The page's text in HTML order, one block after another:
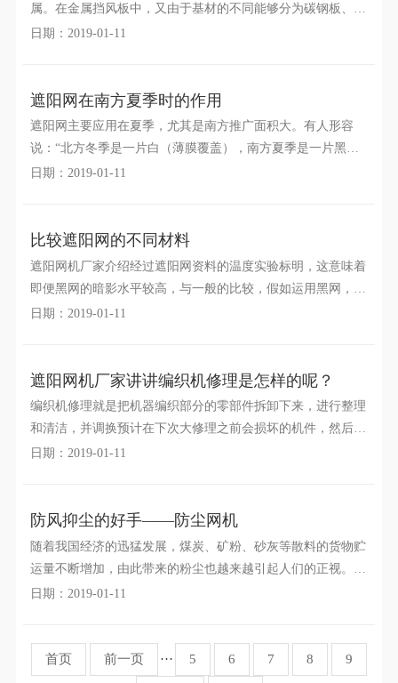
属。在金属挡风板中，又由于基材的不同能够分为碳钢板、镀
锌板、镀铝锌板、不锈钢板、铝镁合金板等等；非金属的有手
日期：2019-01-11
遮阳网在南方夏季时的作用
遮阳网主要应用在夏季，尤其是南方推广面积大。有人形容
说：“北方冬季是一片白（薄膜覆盖），南方夏季是一片黑
（覆盖遮阳网）。”夏季在南方利用遮阳网栽培蔬菜已成为防
日期：2019-01-11
比较遮阳网的不同材料
遮阳网机厂家介绍经过遮阳网资料的温度实验标明，这意味着
即便黑网的暗影水平较高，与一般的比较，假如运用黑网，温
室中的热负荷将会高出约60％。因而，经过运用高反射率的白
日期：2019-01-11
遮阳网机厂家讲讲编织机修理是怎样的呢？
编织机修理就是把机器编织部分的零部件拆卸下来，进行整理
和清洁，并调换预计在下次大修理之前会损坏的机件，然后按
照小修理要求进行安装与调整，时间一般在大圆机正常运转2
日期：2019-01-11
防风抑尘的好手——防尘网机
随着我国经济的迅猛发展，煤炭、矿粉、砂灰等散料的货物贮
运量不断增加，由此带来的粉尘也越来越引起人们的正视。跟
着节能环保法律法规的进一步严格，煤场的扬尘污染及能
日期：2019-01-11
首页 前一页 ··· 5 6 7 8 9